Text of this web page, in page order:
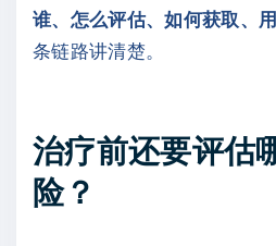
谁、怎么评估、如何获取、
条链路讲清楚。
治疗前还要评估
险？